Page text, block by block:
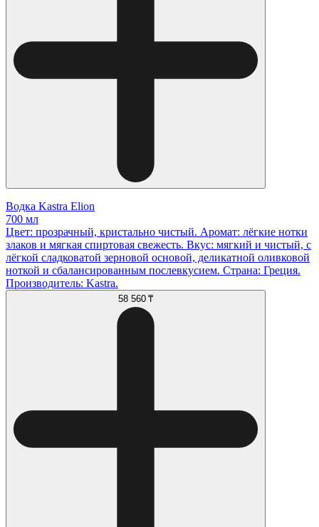
Водка Kastra Elion
700 мл
Цвет: прозрачный, кристально чистый. Аромат: лёгкие нотки
злаков и мягкая спиртовая свежесть. Вкус: мягкий и чистый, с
лёгкой сладковатой зерновой основой, деликатной оливковой
ноткой и сбалансированным послевкусием. Страна: Греция.
Производитель: Kastra.
58 560 ₸